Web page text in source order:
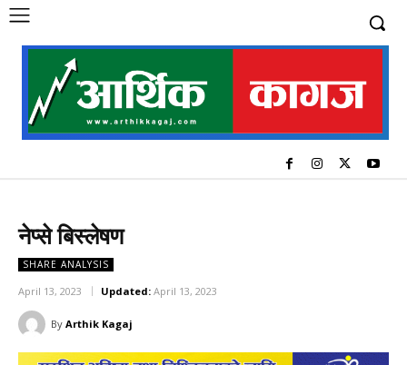
नेप्से बिस्लेषण
SHARE ANALYSIS
April 13, 2023 Updated: April 13, 2023
By Arthik Kagaj